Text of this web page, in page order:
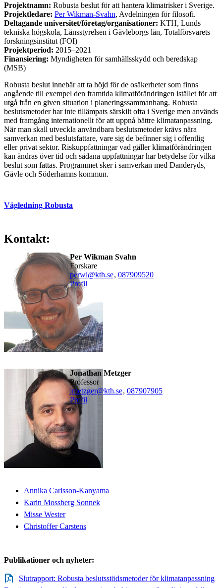
Projektnamn: Robusta beslut för att hantera klimatrisker i Sverige.
Projektledare: Per Wikman-Svahn, Avdelningen för filosofi.
Deltagande universitet/företag/organisationer: KTH, Lunds
tekniska högskola, Länsstyrelsen i Gävleborgs län, Totalförsvarets
forskningsinstitut (FOI)
Projektperiod: 2015–2021
Finansiering: Myndigheten för samhällsskydd och beredskap
(MSB)
Robusta beslut innebär att ta höjd för de osäkerheter som finns
angående till exempel den framtida klimatförändringen istället för att
utgå från en given situation i planeringssammanhang. Robusta
beslutsmetoder har inte tillämpats särskilt ofta i Sverige men används
med framgång internationellt för att uppnå bättre klimatanpassning.
När man skall utveckla användbara beslutsmetoder krävs nära
samverkan med beslutsfattare, vare sig de befinner sig i offentlig
eller privat sektor. Riskuppfattningar vad gäller klimatförändringen
kan ändras över tid och sådana uppfattningar har betydelse för vilka
beslut som fattas. Programmet sker i samverkan med Danderyds,
Gävle och Söderhamns kommun.
Vägledning Robusta
Kontakt:
Per Wikman Svahn
forskare
perwi@kth.se, 087909520
Profil
Jonathan Metzger
professor
jmetzger@kth.se, 087907905
Profil
Annika Carlsson-Kanyama
Karin Mossberg Sonnek
Misse Wester
Christoffer Carstens
Publikationer och nyheter:
Slutrapport: Robusta beslutsstödsmetoder för klimatanpassning